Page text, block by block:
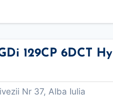
129CP 6DCT
Nr 37, Alba Iulia